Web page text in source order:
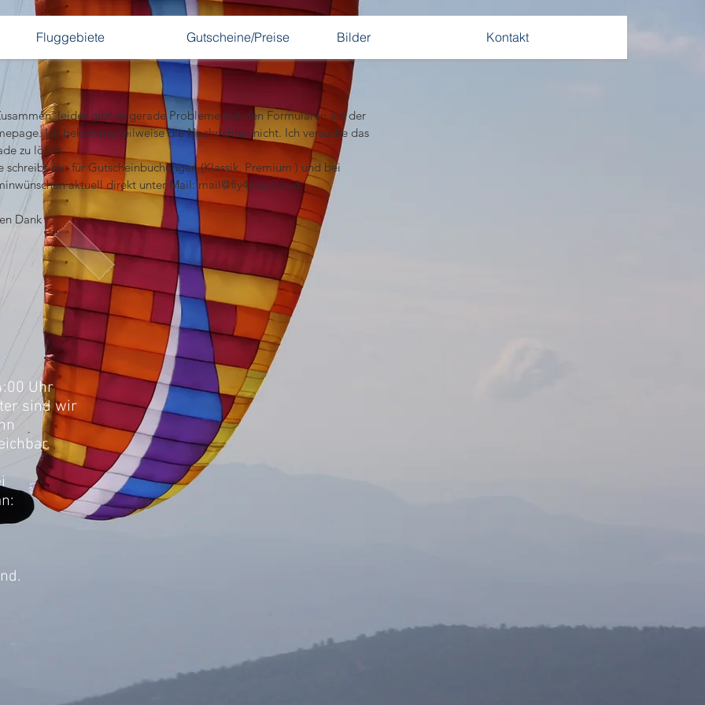
Fluggebiete Gutscheine/Preise Bilder Kontakt
leider gibt es gerade Probleme mit den Formularen auf der
Ich bekomme teilweise die Nachrichten nicht. Ich versuche das
zu lösen.
schreibt mir für Gutscheinbuchungen (Klassik, Premium ) und bei
aktuell direkt unter Mail: mail@fly4you.cloud
Dank
Uhr
sind wir